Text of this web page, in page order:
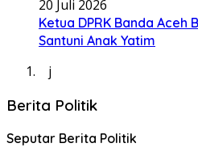
20 Juli 2026
Ketua DPRK Banda
Santuni Anak Yatim
j
Berita Politik
Seputar Berita Politik